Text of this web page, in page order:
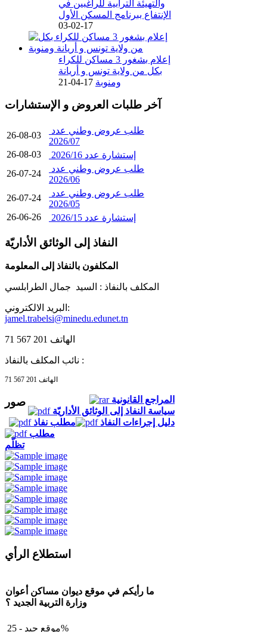
والتهيئة الترابية للراغبين في
الإنتفاع ببرنامج المسكن الأول
17-02-03
إعلام بشغور 3 مساكن للكراء
بكل من ولاية تونس و أريانة
ومنوبة 17-04-21
آخر طلبات العروض و الإستشارات
26-08-03
2026/07
26-08-03
إستشارة عدد 2026/16
26-07-24
2026/06
26-07-24
2026/05
26-06-26
إستشارة عدد 2026/15
النفاذ إلى الوثائق الأداريّة
المكلفون بالنفاذ إلى المعلومة
المكلف بالنفاذ : السيد جمال الطرابلسي
البريد الالكتروني:
jamel.trabelsi@minedu.edunet.tn
نائب المكلف بالنفاذ :
المراجع القانونية
سياسة النفاذ إلى الوثائق الأداريّة
دليل إجراءات النفاذ
مطلب نفاذ
مطلب
تظلّم
صور
استطلاع الرأي
ما رأيكم في موقع ديوان مساكن أعوان
وزارة التربية الجديد ؟
موقع جيد - 25%